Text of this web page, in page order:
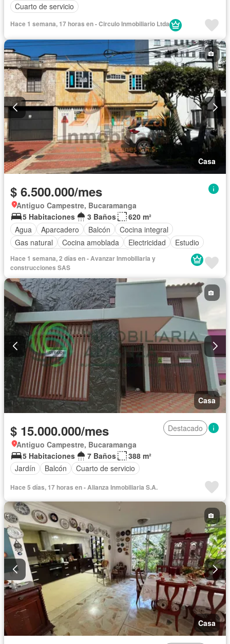
Cuarto de servicio
Hace 1 semana, 17 horas en - Circulo Inmobiliario Ltda
Casa
$ 6.500.000/mes
Antiguo Campestre, Bucaramanga
5 Habitaciones
3 Baños
620 m²
Agua
Aparcadero Balcón
Cocina integral
Gas natural
Cocina amoblada Electricidad
Estudio
Permite mascotas
Permite niños
Hace 1 semana, 2 días en - Avanzar Inmobiliaria y
construcciones SAS
Casa
$ 15.000.000/mes
Destacado
Antiguo Campestre, Bucaramanga
5 Habitaciones
7 Baños
388 m²
Jardín
Balcón Cuarto de servicio
Hace 5 días, 17 horas en - Alianza Inmobiliaria S.A.
Casa